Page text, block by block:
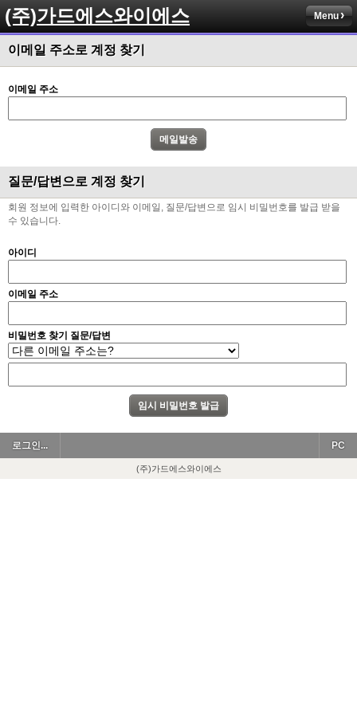
(주)가드에스와이에스 Menu
이메일 주소로 계정 찾기
이메일 주소
질문/답변으로 계정 찾기
회원 정보에 입력한 아이디와 이메일, 질문/답변으로 임시 비밀번호를 발급 받을
수 있습니다.
아이디
이메일 주소
비밀번호 찾기 질문/답변
로그인... PC
(주)가드에스와이에스